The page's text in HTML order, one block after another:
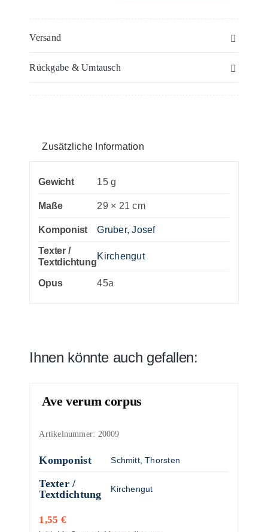
Messe
Violoncello
Kontrabass
Blatt)
Menge
Versand
Rückgabe & Umtausch
Zusätzliche Information
Gewicht 15 g
Maße 29 × 21 cm
Komponist Gruber, Josef
Texter /
Textdichtung
Kirchengut
Opus 45a
Ihnen könnte auch gefallen:
Ave verum corpus
Artikelnummer: 20009
Komponist Schmitt, Thorsten
Texter /
Textdichtung
Kirchengut
1,55 €